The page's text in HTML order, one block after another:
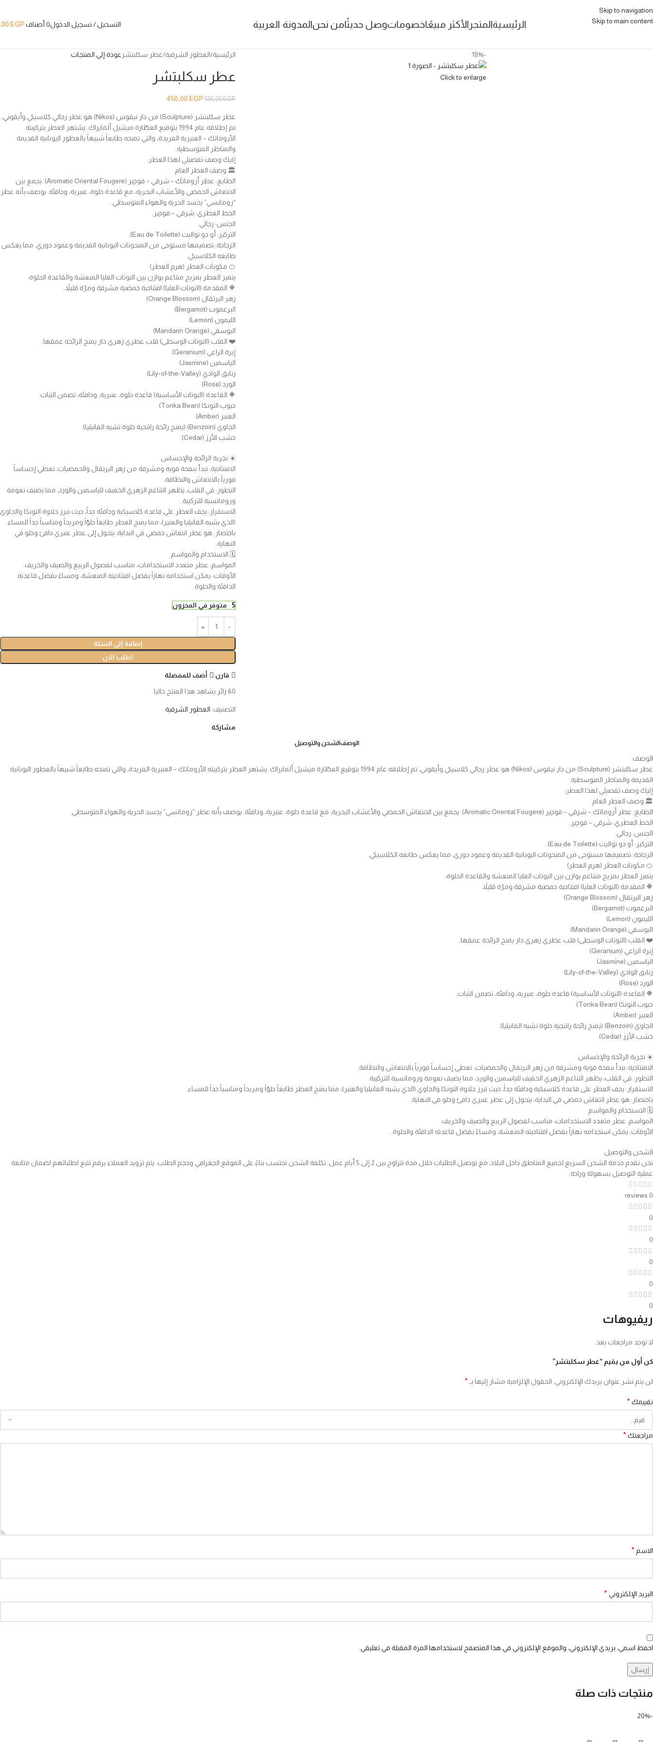
Skip to navigation
Skip to main content
الرئيسيةالمتجر الأكثر مبيعًاخصوماتوصل حديثًامن نحنالمدونة العربية التسحيل / تسجيل الدخول0 أصنافEGP
-18%
Click to enlarge
الرئيسية العطور الشرقية عطر سكلبتشر عودة إلي المنتجات
عطر سكلبتشر
550,00EGP
450,00 EGP
عطر سكلبتشر (Sculpture) من دار نيقوس (Nikos) هو عطر رجالي كلاسيكي وأيقوني،
تم إطلاقه عام 1994 بتوقيع العطّارة ميشيل ألمايراك. يشتهر العطر بتركيبته
الأروماتك – العنبرية الفريدة، والتي تمنحه طابعاً شبيهاً بالعطور اليونانية القديمة
والمناظر المتوسطية.
إليك وصف تفصيلي لهذا العطر:
🏛️ وصف العطر العام
الطابع: عطر أروماتك – شرقي – فوچير (Aromatic Oriental Fougere). يجمع بين
الانتعاش الحمضي والأعشاب البحرية، مع قاعدة حلوة، عنبرية، ودافئة. يوصف بأنه عطر
“رومانسي” يجسد الحرية والهواء المتوسطي.
الخط العطري: شرقي – فوچير.
الجنس: رجالي.
التركيز: أو دو تواليت (Eau de Toilette).
الزجاجة: تصميمها مستوحى من المنحوتات اليونانية القديمة وعمود دوري، مما يعكس
طابعه الكلاسيكي.
🍊 مكونات العطر (هرم العطر)
يتميز العطر بمزيج متناغم يوازن بين النوتات العليا المنعشة والقاعدة الحلوة:
🔶️ المقدمة (النوتات العليا) افتتاحية حمضية مشرقة ومرّة قليلاً.
زهر البرتقال (Orange Blossom)
البرغموت (Bergamot)
الليمون (Lemon)
اليوسفي (Mandarin Orange)
❤️ القلب (النوتات الوسطى) قلب عطري زهري حار يمنح الرائحة عمقها.
إبرة الراعي (Geranium)
الياسمين (Jasmine)
زنابق الوادي (Lily-of-the-Valley)
الورد (Rose)
🔶️ القاعدة (النوتات الأساسية) قاعدة حلوة، عنبرية، ودافئة، تضمن الثبات.
حبوب التونكا (Tonka Bean)
العنبر (Amber)
الجاوي (Benzoin) (يمنح رائحة راتنجية حلوة تشبه الفانيليا).
خشب الأرز (Cedar)
☀️ تجربة الرائحة والإحساس
الافتتاحية: تبدأ بنفحة قوية ومشرقة من زهر البرتقال والحمضيات، تعطي إحساساً
فورياً بالانتعاش والنظافة.
التطور: في القلب، يظهر التناغم الزهري الخفيف للياسمين والورد، مما يضيف نعومة
ورومانسية للتركيبة.
الاستقرار: يجف العطر على قاعدة كلاسيكية ودافئة جداً، حيث تبرز حلاوة التونكا والجاوي
(الذي يشبه الفانيليا والعنبر)، مما يمنح العطر طابعاً حلوّاً ومريحاً ومناسباً جداً للمساء.
باختصار: هو عطر انتعاش حمضي في البداية، يتحول إلى عطر عنبري دافئ وحلو في
النهاية.
🗓️ الاستخدام والمواسم
المواسم: عطر متعدد الاستخدامات، مناسب لفصول الربيع والصيف والخريف.
الأوقات: يمكن استخدامه نهاراً بفضل افتتاحيته المنعشة، ومساءً بفضل قاعدته
الدافئة والحلوة.
5 متوفر في المخزون
إضافة إلى السلة
اطلب الان
قارن أضف للمفضلة
60 زائر يشاهد هذا المنتج حاليا
التصنيف: العطور الشرقية
مشاركة
الوصفالشحن والتوصيل
الوصف
عطر سكلبتشر (Sculpture) من دار نيقوس (Nikos) هو عطر رجالي كلاسيكي وأيقوني، تم إطلاقه عام 1994 بتوقيع العطّارة ميشيل ألمايراك. يشتهر العطر بتركيبته الأروماتك – العنبرية الفريدة، والتي تمنحه طابعاً شبيهاً بالعطور اليونانية
القديمة والمناظر المتوسطية.
إليك وصف تفصيلي لهذا العطر:
🏛️ وصف العطر العام
الطابع: عطر أروماتك – شرقي – فوچير (Aromatic Oriental Fougere). يجمع بين الانتعاش الحمضي والأعشاب البحرية، مع قاعدة حلوة، عنبرية، ودافئة. يوصف بأنه عطر “رومانسي” يجسد الحرية والهواء المتوسطي.
الخط العطري: شرقي – فوچير.
الجنس: رجالي.
التركيز: أو دو تواليت (Eau de Toilette).
الزجاجة: تصميمها مستوحى من المنحوتات اليونانية القديمة وعمود دوري، مما يعكس طابعه الكلاسيكي.
🍊 مكونات العطر (هرم العطر)
يتميز العطر بمزيج متناغم يوازن بين النوتات العليا المنعشة والقاعدة الحلوة:
🔶️ المقدمة (النوتات العليا) افتتاحية حمضية مشرقة ومرّة قليلاً.
زهر البرتقال (Orange Blossom)
البرغموت (Bergamot)
الليمون (Lemon)
اليوسفي (Mandarin Orange)
❤️ القلب (النوتات الوسطى) قلب عطري زهري حار يمنح الرائحة عمقها.
إبرة الراعي (Geranium)
الياسمين (Jasmine)
زنابق الوادي (Lily-of-the-Valley)
الورد (Rose)
🔶️ القاعدة (النوتات الأساسية) قاعدة حلوة، عنبرية، ودافئة، تضمن الثبات.
حبوب التونكا (Tonka Bean)
العنبر (Amber)
الجاوي (Benzoin) (يمنح رائحة راتنجية حلوة تشبه الفانيليا).
خشب الأرز (Cedar)
☀️ تجربة الرائحة والإحساس
الافتتاحية: تبدأ بنفحة قوية ومشرقة من زهر البرتقال والحمضيات، تعطي إحساساً فورياً بالانتعاش والنظافة.
التطور: في القلب، يظهر التناغم الزهري الخفيف للياسمين والورد، مما يضيف نعومة ورومانسية للتركيبة.
الاستقرار: يجف العطر على قاعدة كلاسيكية ودافئة جداً، حيث تبرز حلاوة التونكا والجاوي (الذي يشبه الفانيليا والعنبر)، مما يمنح العطر طابعاً حلوّاً ومريحاً ومناسباً جداً للمساء.
باختصار: هو عطر انتعاش حمضي في البداية، يتحول إلى عطر عنبري دافئ وحلو في النهاية.
🗓️ الاستخدام والمواسم
المواسم: عطر متعدد الاستخدامات، مناسب لفصول الربيع والصيف والخريف.
الأوقات: يمكن استخدامه نهاراً بفضل افتتاحيته المنعشة، ومساءً بفضل قاعدته الدافئة والحلوة.
الشحن والتوصيل
نحن نقدم خدمة الشحن السريع لجميع المناطق داخل البلاد، مع توصيل الطلبات خلال مدة تتراوح بين 2 إلى 5 أيام عمل. تكلفة الشحن تحتسب بناءً على الموقع الجغرافي وحجم الطلب. يتم تزويد العملاء برقم تتبع لطلباتهم لضمان متابعة
عملية التوصيل بسهولة وراحة.
0 reviews
0
0
0
0
0
ريفيوهات
لا توجد مراجعات بعد.
كن أول من يقيم “عطر سكلبتشر”
لن يتم نشر عنوان بريدك الإلكتروني. الحقول الإلزامية مشار إليها بـ *
تقييمك *
مراجعتك *
الاسم *
البريد الإلكتروني *
احفظ اسمي، بريدي الإلكتروني، والموقع الإلكتروني في هذا المتصفح لاستخدامها المرة المقبلة في تعليقي.
منتجات ذات صلة
-20%